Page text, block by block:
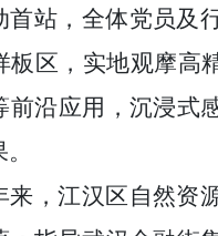
首站，全体党员及
板区，实地观摩高
前沿应用，沉浸式
来，江汉区自然资